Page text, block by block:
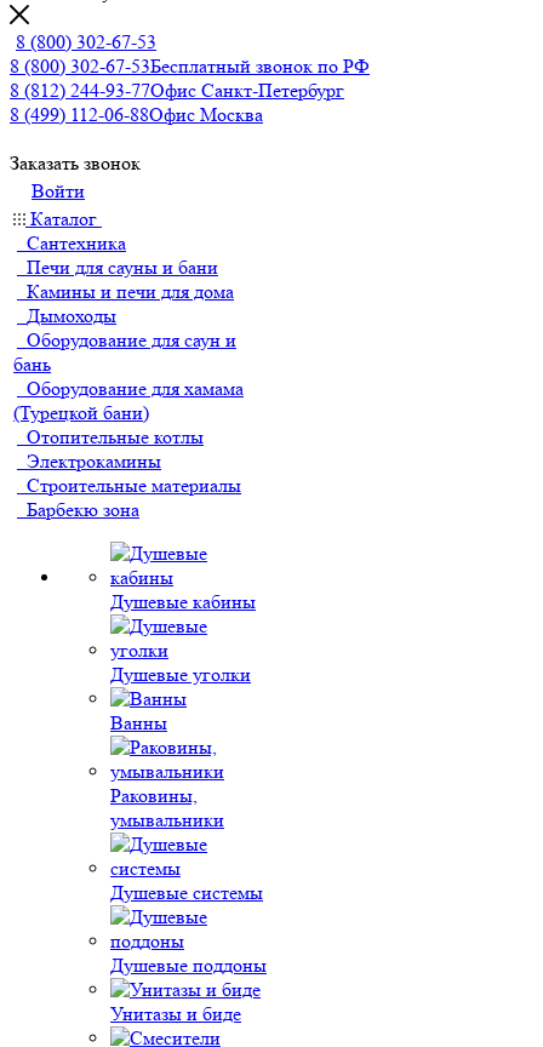
8 (800) 302-67-53
8 (800) 302-67-53Бесплатный звонок по РФ
8 (812) 244-93-77Офис Санкт-Петербург
8 (499) 112-06-88Офис Москва
Заказать звонок
Войти
Каталог
Сантехника
Печи для сауны и бани
Камины и печи для дома
Дымоходы
Оборудование для саун и
бань
Оборудование для хамама
(Турецкой бани)
Отопительные котлы
Электрокамины
Строительные материалы
Барбекю зона
Душевые кабины
Душевые уголки
Ванны
Раковины,
умывальники
Душевые системы
Душевые поддоны
Унитазы и биде